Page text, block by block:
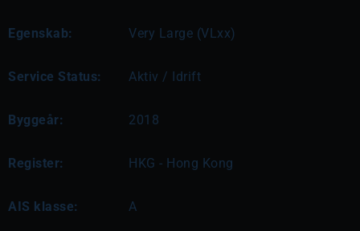
Egenskab: Very Large (VLxx)
Service Status: Aktiv / Idrift
Byggeår: 2018
Register: HKG - Hong Kong
AIS klasse: A